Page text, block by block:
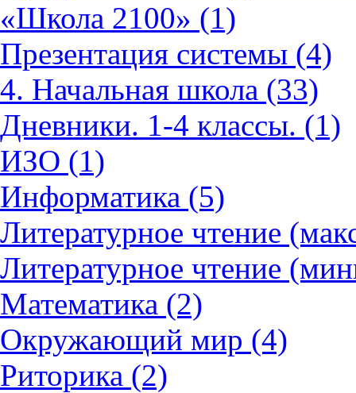
«Школа 2100» (1)
Презентация системы (4)
4. Начальная школа (33)
Дневники. 1-4 классы. (1)
ИЗО (1)
Информатика (5)
Литературное чтение
Литературное чтение
Математика (2)
Окружающий мир (4)
Риторика (2)